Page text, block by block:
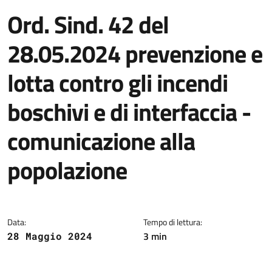
Ord. Sind. 42 del
28.05.2024 prevenzione e
lotta contro gli incendi
boschivi e di interfaccia -
comunicazione alla
popolazione
Data:
28 Maggio 2024
Tempo di lettura:
3 min